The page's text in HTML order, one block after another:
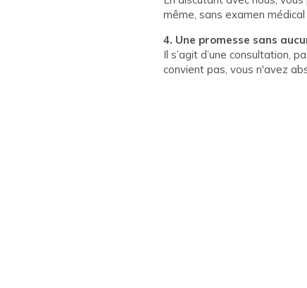
même, sans examen
4. Une promesse sans
Il s’agit d’une consultation,
convient pas, vous n'avez